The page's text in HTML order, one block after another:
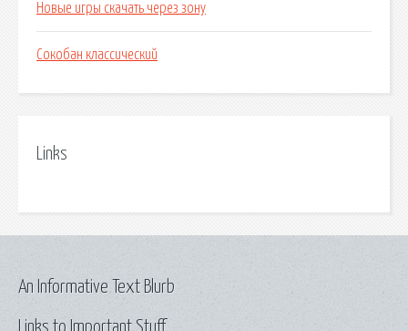
Новые игры скачать через зону
Сокобан классический
Links
Links to Important Stuff
An Informative Text Blurb